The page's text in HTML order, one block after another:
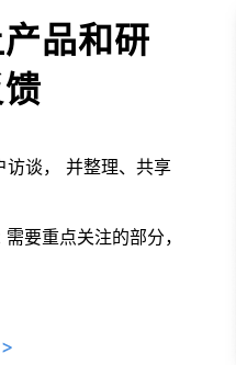
品和研
访谈， 并整理、共享
要重点关注的部分，